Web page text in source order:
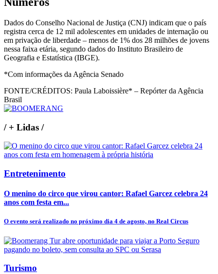
Dados do Conselho Nacional de Justiça (CNJ) indicam que o país
registra cerca de 12 mil adolescentes em unidades de internação ou
em privação de liberdade – menos de 1% dos 28 milhões de jovens
nessa faixa etária, segundo dados do Instituto Brasileiro de
Geografia e Estatística (IBGE).
*Com informações da Agência Senado
FONTE/CRÉDITOS: Paula Laboissière* – Repórter da Agência
Brasil
/+ Lidas /
Entretenimento
O menino do circo que virou cantor: Rafael Garcez celebra 24
anos com festa em...
O evento será realizado no próximo dia 4 de agosto, no Real Circus
Turismo